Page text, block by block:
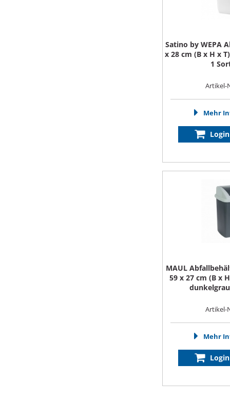
Satino by WEPA
x 28 cm (B x H x
1
Artikel-
Mehr
MAUL
59 x 27 cm (B x
Artikel-
Mehr